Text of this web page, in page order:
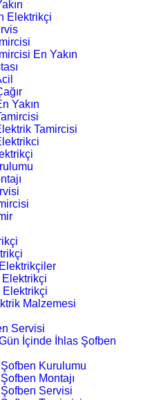
Elektrikçi
En Yakın
Yakın
Tamircisi
Elektrikçi
Elektrikçi
Malzemesi
Servisi
İçinde İhlas Şofben
Kurulumu
Montajı
Servisi